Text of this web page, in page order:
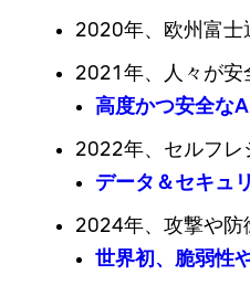
2020年、欧州富
2021年、人々が安
高度かつ安全な
2022年、セルフレ
データ＆セキュ
2024年、攻撃や防
世界初、脆弱性